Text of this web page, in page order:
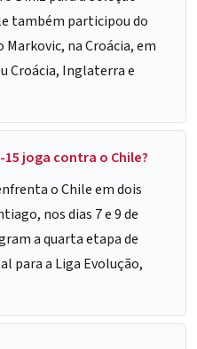
também participou do
na Croácia, em
Croácia, Inglaterra e
joga contra o Chile?
o Chile em dois
nos dias 7 e 9 de
a quarta etapa de
para a Liga Evolução,